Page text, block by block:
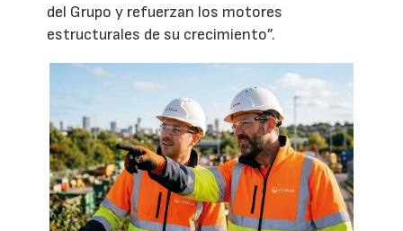
del Grupo y refuerzan los motores
estructurales de su crecimiento”.